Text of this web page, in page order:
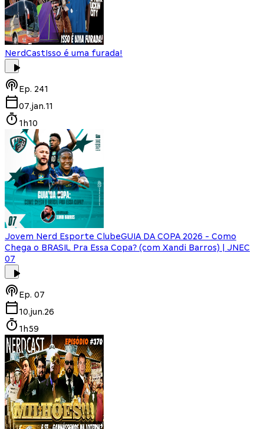
NerdCastIsso é uma furada!
Ep. 241
07.jan.11
1h10
Jovem Nerd Esporte ClubeGUIA DA COPA 2026 - Como
Chega o BRASIL Pra Essa Copa? (com Xandi Barros) | JNEC
07
Ep. 07
10.jun.26
1h59